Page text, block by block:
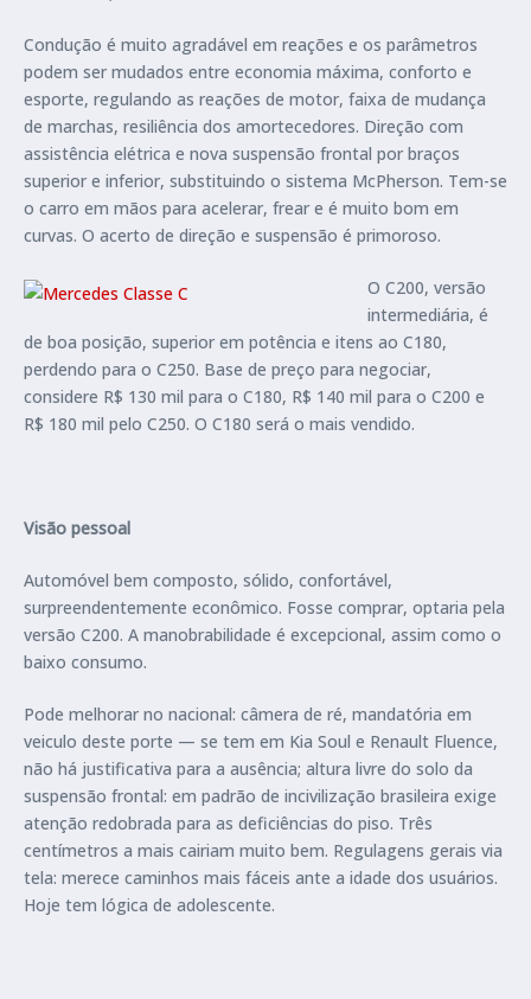
Condução é muito agradável em reações e os parâmetros
podem ser mudados entre economia máxima, conforto e
esporte, regulando as reações de motor, faixa de mudança
de marchas, resiliência dos amortecedores. Direção com
assistência elétrica e nova suspensão frontal por braços
superior e inferior, substituindo o sistema McPherson. Tem-se
o carro em mãos para acelerar, frear e é muito bom em
curvas. O acerto de direção e suspensão é primoroso.
O C200, versão
intermediária, é
de boa posição, superior em potência e itens ao C180,
perdendo para o C250. Base de preço para negociar,
considere R$ 130 mil para o C180, R$ 140 mil para o C200 e
R$ 180 mil pelo C250. O C180 será o mais vendido.
Visão pessoal
Automóvel bem composto, sólido, confortável,
surpreendentemente econômico. Fosse comprar, optaria pela
versão C200. A manobrabilidade é excepcional, assim como o
baixo consumo.
Pode melhorar no nacional: câmera de ré, mandatória em
veiculo deste porte — se tem em Kia Soul e Renault Fluence,
não há justificativa para a ausência; altura livre do solo da
suspensão frontal: em padrão de incivilização brasileira exige
atenção redobrada para as deficiências do piso. Três
centímetros a mais cairiam muito bem. Regulagens gerais via
tela: merece caminhos mais fáceis ante a idade dos usuários.
Hoje tem lógica de adolescente.